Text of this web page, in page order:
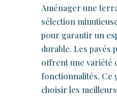
Aménager une
sélection
pour garantir un
durable. Les pavés
offrent une variété
fonctionnalités. Ce
choisir les